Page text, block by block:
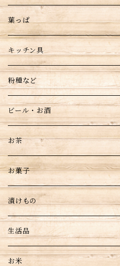
葉っぱ
キッチン具
粉種など
ビール・お酒
お茶
お菓子
漬けもの
生活品
お米